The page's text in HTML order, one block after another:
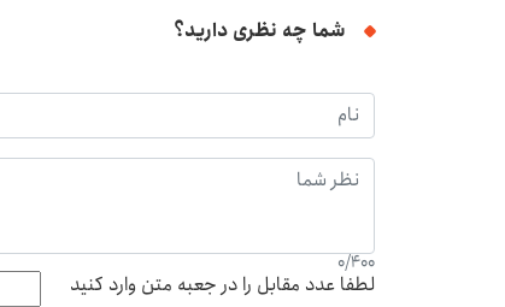
شما چه نظری دارید؟
0/400
لطفا عدد مقابل را در جعبه متن وارد کنید